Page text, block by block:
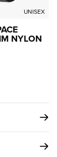
UNISEX
NYLON